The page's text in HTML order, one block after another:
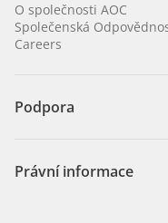
O společnosti AOC
Společenská
Careers
Podpora
Právní informace